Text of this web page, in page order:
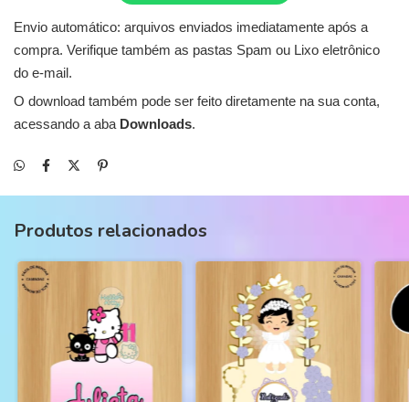
Envio automático: arquivos enviados imediatamente após a
compra. Verifique também as pastas Spam ou Lixo eletrônico
do e-mail.
O download também pode ser feito diretamente na sua conta,
acessando a aba Downloads.
Produtos relacionados